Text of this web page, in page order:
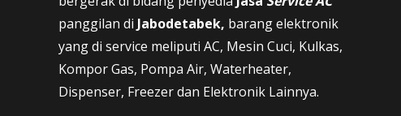
panggilan di Jabodetabek, barang elektronik
yang di service meliputi AC, Mesin Cuci, Kulkas,
Kompor Gas, Pompa Air, Waterheater,
Dispenser, Freezer dan Elektronik Lainnya.